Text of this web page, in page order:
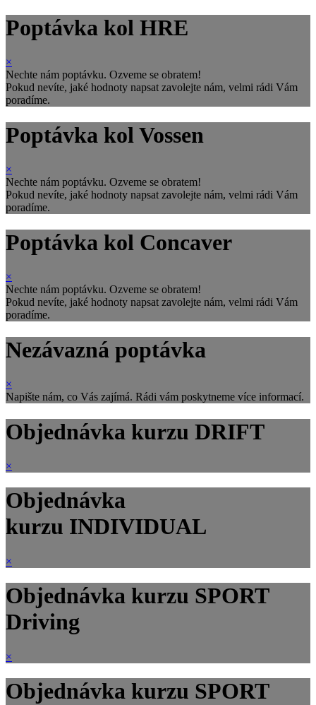
Poptávka kol HRE
×
Nechte nám poptávku. Ozveme se obratem!
Pokud nevíte, jaké hodnoty napsat zavolejte nám, velmi rádi Vám
poradíme.
Poptávka kol Vossen
×
Nechte nám poptávku. Ozveme se obratem!
Pokud nevíte, jaké hodnoty napsat zavolejte nám, velmi rádi Vám
poradíme.
Poptávka kol Concaver
×
Nechte nám poptávku. Ozveme se obratem!
Pokud nevíte, jaké hodnoty napsat zavolejte nám, velmi rádi Vám
poradíme.
Nezávazná poptávka
×
Napište nám, co Vás zajímá. Rádi vám poskytneme více informací.
Objednávka kurzu DRIFT
×
Objednávka
kurzu INDIVIDUAL
×
Objednávka kurzu SPORT
Driving
×
Objednávka kurzu SPORT